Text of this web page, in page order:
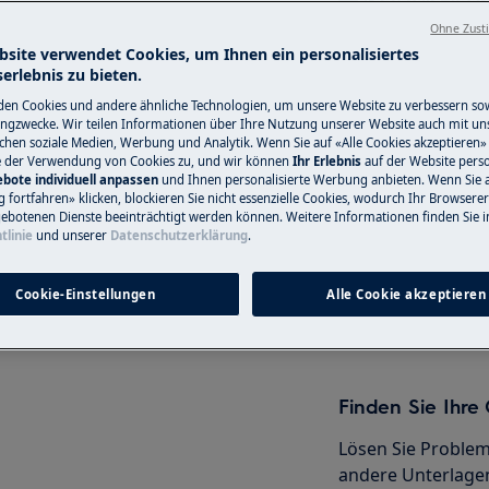
im Benutzerhandbuch
durchführen.
Sie das Gerät aus und ziehen
Service-
Haben Sie ein
nicht selbst lösen
Termin mit
Servicetechniker.
Service-
Finden Sie Ihre
Lösen Sie
andere
verwendet Cookies, um Ihnen ein personalisiertes
zu bieten.
Cookies und andere ähnliche Technologien, um unsere Website zu verbessern
Wir teilen Informationen über Ihre Nutzung unserer Website auch mit
soziale Medien, Werbung und Analytik. Wenn Sie auf «Alle Cookies
der Verwendung von Cookies zu, und wir können Ihr Erlebnis auf der Website
individuell anpassen und Ihnen personalisierte Werbung anbieten. Wenn Sie
fortfahren» klicken, blockieren Sie nicht essenzielle Cookies, wodurch Ihr
Dienste beeinträchtigt werden können. Weitere Informationen finden Sie
und unserer Datenschutzerklärung.
Cookie-Einstellungen Alle Cookie akzeptieren
Ohne